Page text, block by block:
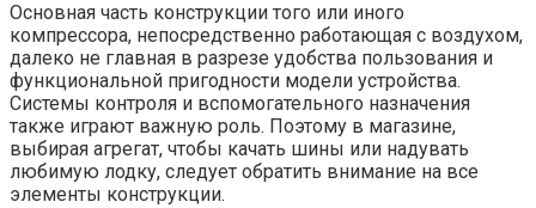
Основная часть конструкции того или иного
компрессора, непосредственно работающая с воздухом,
далеко не главная в разрезе удобства пользования и
функциональной пригодности модели устройства.
Системы контроля и вспомогательного назначения
также играют важную роль. Поэтому в магазине,
выбирая агрегат, чтобы качать шины или надувать
любимую лодку, следует обратить внимание на все
элементы конструкции.